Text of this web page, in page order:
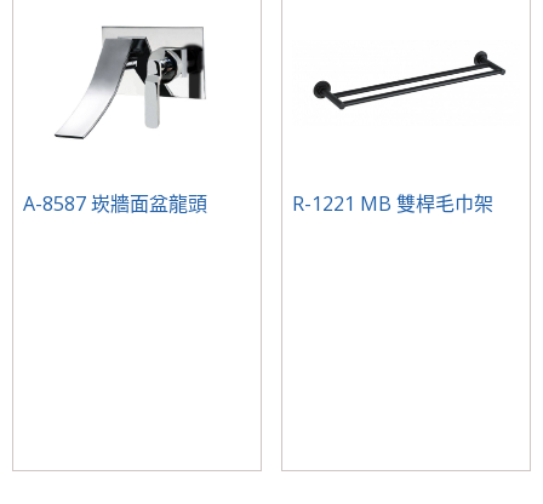
A-8587 崁牆面盆龍頭 R-1221 MB 雙桿毛巾架